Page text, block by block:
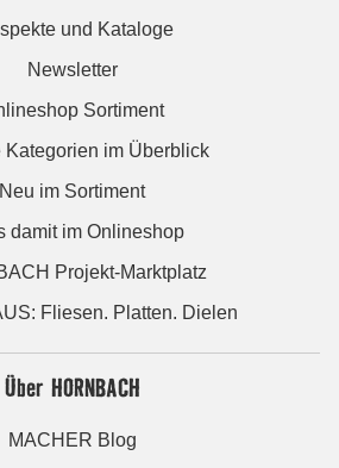
und Kataloge
Newsletter
Sortiment
Kategorien im Überblick
Neu im Sortiment
damit im Onlineshop
Projekt-Marktplatz
Fliesen. Platten. Dielen
Über HORNBACH
MACHER Blog